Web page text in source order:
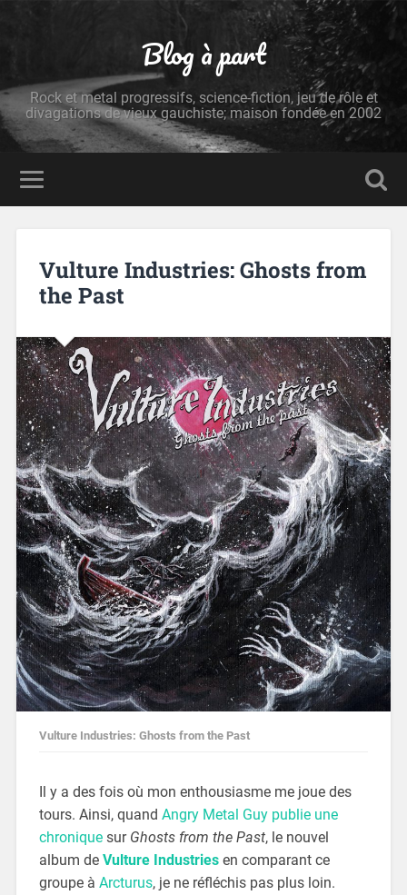
Blog à part
Rock et metal progressifs, science-fiction, jeu de rôle et
divagations de vieux gauchiste; maison fondée en 2002
Vulture Industries: Ghosts from
the Past
Vulture Industries: Ghosts from the Past
Il y a des fois où mon enthousiasme me joue des
tours. Ainsi, quand Angry Metal Guy publie une
chroniquesur Ghosts from the Past, le nouvel
album de Vulture Industriesen comparant ce
groupe à Arcturus, je ne réfléchis pas plus loin.